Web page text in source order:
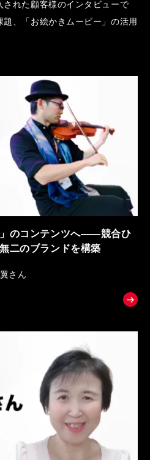
された顧客様のインタビューで
、「お絵かきムービー」の活用
」のコンテンツへ――競合ひ
二のブランドを構築
さん